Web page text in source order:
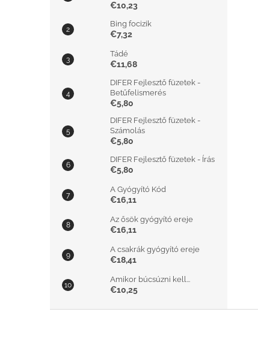
€10,23
Bing focizik
€7,32
Tádé
€11,68
DIFER Fejlesztő füzetek -
Betűfelismerés
€5,80
DIFER Fejlesztő füzetek -
Számolás
€5,80
DIFER Fejlesztő füzetek - Írás
€5,80
A Gyógyító Kód
€16,11
Az ősök gyógyító ereje
€16,11
A csakrák gyógyító ereje
€18,41
Amikor búcsúzni kell...
€10,25